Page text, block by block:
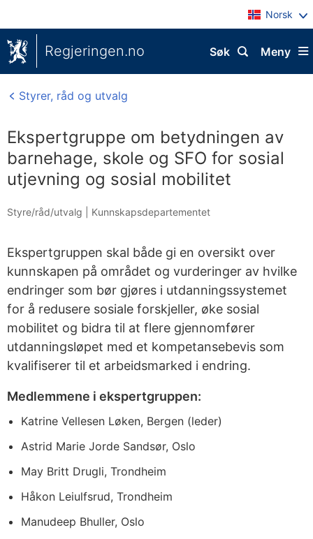
Norsk
Regjeringen.no Meny
Søk
Styrer, råd og utvalg
Ekspertgruppe om betydningen av
barnehage, skole og SFO for sosial
utjevning og sosial mobilitet
Styre/råd/utvalg Kunnskapsdepartementet
Ekspertgruppen skal både gi en oversikt over
kunnskapen på området og vurderinger av hvilke
endringer som bør gjøres i utdanningssystemet
for å redusere sosiale forskjeller, øke sosial
mobilitet og bidra til at flere gjennomfører
utdanningsløpet med et kompetansebevis som
kvalifiserer til et arbeidsmarked i endring.
Medlemmene i ekspertgruppen:
Katrine Vellesen Løken, Bergen (leder)
Astrid Marie Jorde Sandsør, Oslo
May Britt Drugli, Trondheim
Håkon Leiulfsrud, Trondheim
Manudeep Bhuller, Oslo